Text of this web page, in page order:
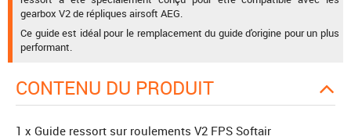
gearbox V2 de répliques airsoft AEG.
Ce guide est idéal pour le remplacement du guide d'origine pour un plus
performant.
CONTENU DU PRODUIT
1 x Guide ressort sur roulements V2 FPS Softair